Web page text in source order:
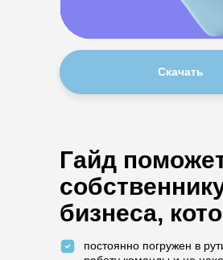
Скачать
Гайд
бизнеса,
постоянно погружен в